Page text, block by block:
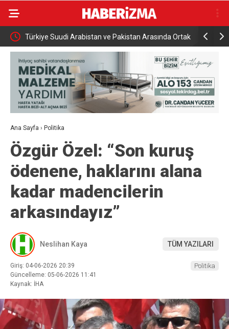
Türkiye Suudi Arabistan ve Pakistan Arasında Ortak
Savunma Anlaşması
Rusya
saldırısı
Ana Sayfa › Politika
Özgür Özel: “Son kuruş
ödenene, haklarını alana
kadar madencilerin
arkasındayız”
Neslihan Kaya TÜM YAZILARI
Giriş: 04-06-2026 20:39
Güncelleme: 05-06-2026 11:41
Kaynak: İHA
Politika